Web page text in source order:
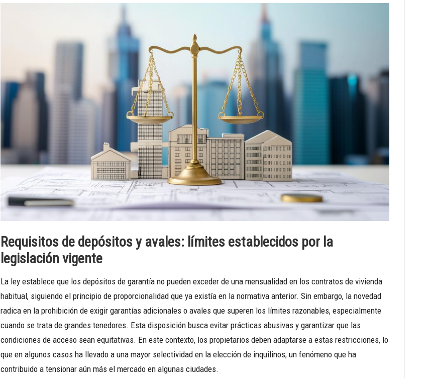
Requisitos de depósitos y avales: límites establecidos por la
legislación vigente
La ley establece que los depósitos de garantía no pueden exceder de una mensualidad en los contratos de vivienda
habitual, siguiendo el principio de proporcionalidad que ya existía en la normativa anterior. Sin embargo, la novedad
radica en la prohibición de exigir garantías adicionales o avales que superen los límites razonables, especialmente
cuando se trata de grandes tenedores. Esta disposición busca evitar prácticas abusivas y garantizar que las
condiciones de acceso sean equitativas. En este contexto, los propietarios deben adaptarse a estas restricciones, lo
que en algunos casos ha llevado a una mayor selectividad en la elección de inquilinos, un fenómeno que ha
contribuido a tensionar aún más el mercado en algunas ciudades.